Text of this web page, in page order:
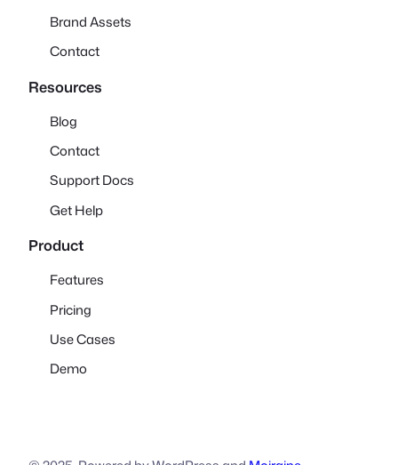
Brand Assets
Contact
Resources
Blog
Contact
Support Docs
Get Help
Product
Features
Pricing
Use Cases
Demo